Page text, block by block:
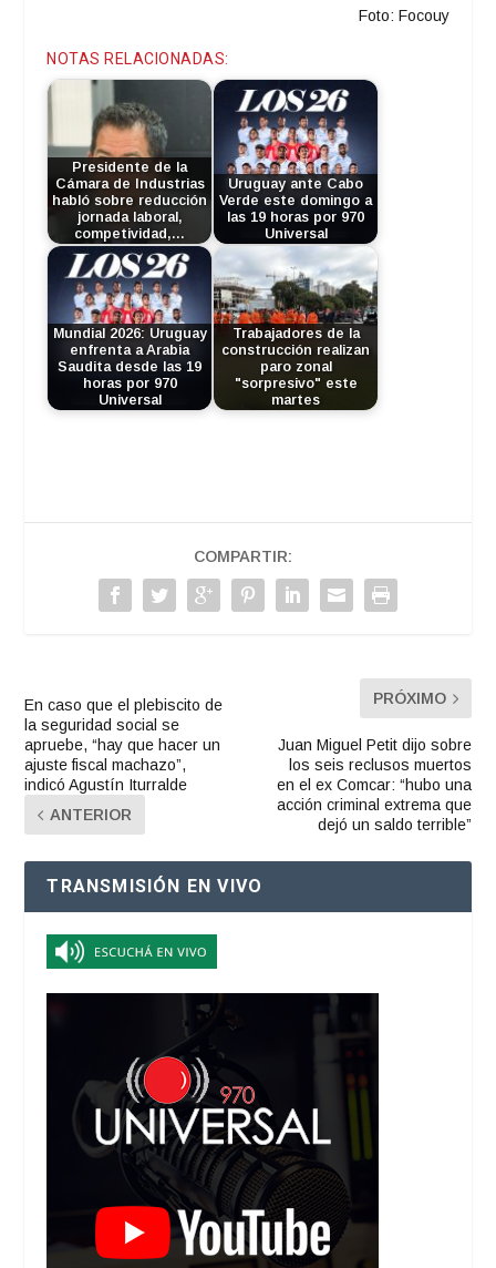
Foto: Focouy
NOTAS RELACIONADAS:
Presidente de la
Cámara de Industrias
habló sobre reducción
jornada laboral,
competividad,…
Uruguay ante Cabo
Verde este domingo a
las 19 horas por 970
Universal
Mundial 2026: Uruguay
enfrenta a Arabia
Saudita desde las 19
horas por 970
Universal
Trabajadores de la
construcción realizan
paro zonal
"sorpresivo" este
martes
COMPARTIR:
En caso que el plebiscito de
la seguridad social se
apruebe, “hay que hacer un
ajuste fiscal machazo”,
indicó Agustín Iturralde
ANTERIOR
PRÓXIMO
Juan Miguel Petit dijo sobre
los seis reclusos muertos
en el ex Comcar: “hubo una
acción criminal extrema que
dejó un saldo terrible”
TRANSMISIÓN EN VIVO